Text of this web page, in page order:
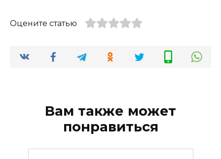
Оцените статью
Вам также может
понравиться